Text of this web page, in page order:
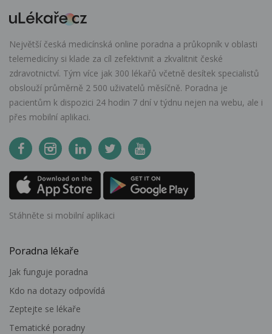
Největší česká medicínská online poradna a průkopník v oblasti
telemedicíny si klade za cíl zefektivnit a zkvalitnit české
zdravotnictví. Tým více jak 300 lékařů včetně desítek specialistů
obslouží průměrně 2 500 uživatelů měsíčně. Poradna je
pacientům k dispozici 24 hodin 7 dní v týdnu nejen na webu, ale i
přes mobilní aplikaci.
Stáhněte si mobilní aplikaci
Poradna lékaře
Jak funguje poradna
Kdo na dotazy odpovídá
Zeptejte se lékaře
Tematické poradny